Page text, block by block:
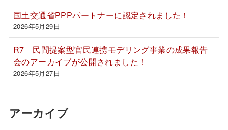
国土交通省PPPパートナーに認定されました！
2026年5月29日
R7 民間提案型官民連携モデリング事業の成果報告
会のアーカイブが公開されました！
2026年5月27日
アーカイブ